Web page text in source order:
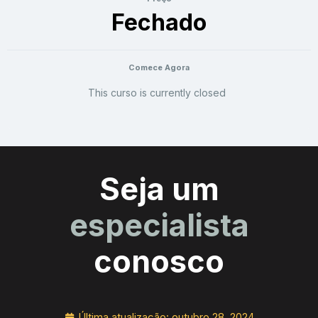
Fechado
Comece Agora
This curso is currently closed
Seja um
especialista
conosco